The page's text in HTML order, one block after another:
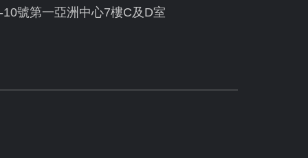
號第一亞洲中心7樓C及D室